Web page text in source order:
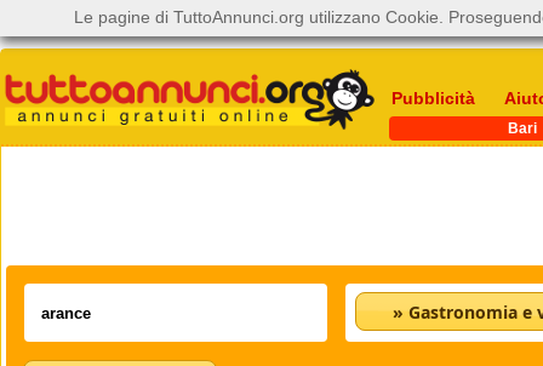
Pubblicità
Bari
» Gastronomia e
Le pagine di TuttoAnnunci.org utilizzano Cookie.